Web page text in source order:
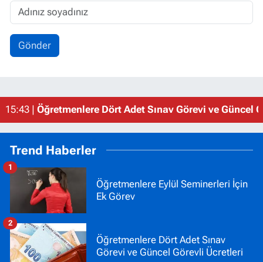
Gönder
15:43 | Öğretmenlere Dört Adet Sınav Görevi ve Güncel
Trend Haberler
Öğretmenlere Eylül Seminerleri İçin
Ek Görev
1
Öğretmenlere Dört Adet Sınav
Görevi ve Güncel Görevli Ücretleri
2